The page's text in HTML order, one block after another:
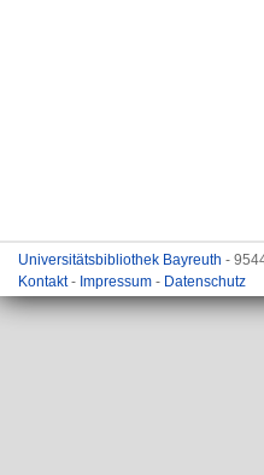
Universitätsbibliothek Bayreuth -
Kontakt- Impressum - Datenschutz